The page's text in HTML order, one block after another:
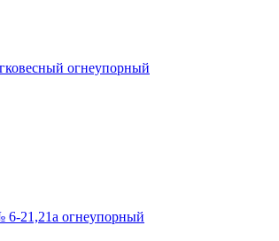
огнеупорный
21,21а огнеупорный